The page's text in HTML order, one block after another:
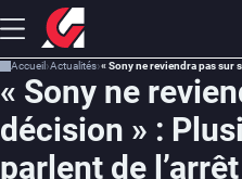
Accueil Actualités
« Sony ne
décision » :
parlent de